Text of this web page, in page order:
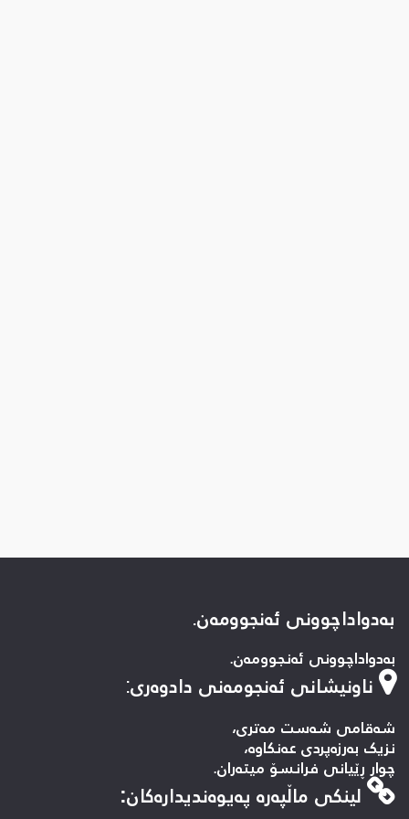
بەدواداچوونی ئەنجوومەن.
بەدواداچوونی ئەنجوومەن.
ناونیشانی ئەنجومەنی دادوەری:
شەقامی شەست مەتری،
نزیک بەرزەپردی عەنکاوە،
چوار ڕێیانی فرانسۆ میتەران.
لینكی ماڵپه‌ره‌ په‌یوه‌ندیداره‌كان: